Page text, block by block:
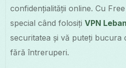
confidențialității online. Cu
special când folosițiVPN
securitatea și vă puteți bucura
fără întreruperi.